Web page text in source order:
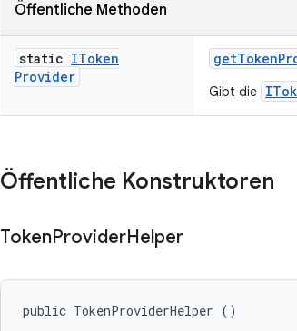
Öffentliche Methoden
static IToken
Provider
getToken
Gibt die
Öffentliche Konstruktoren
TokenProviderHelper
public TokenProviderHelper ()